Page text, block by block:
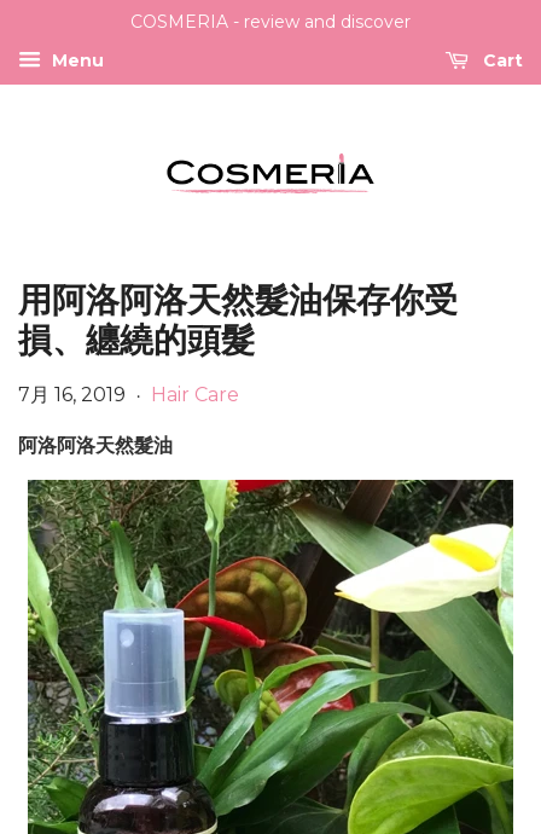
COSMERIA - review and discover
Menu
Cart
用阿洛阿洛天然髮油保存你受
損、纏繞的頭髮
7月 16, 2019 • Hair Care
阿洛阿洛天然髮油